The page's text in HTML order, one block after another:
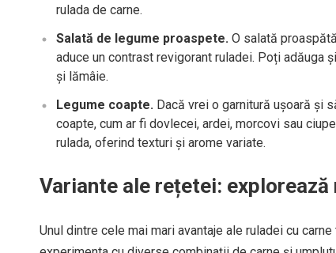
rulada de carne.
Salată de legume proaspete. O salată
aduce un contrast revigorant ruladei. Poți adăuga
și lămâie.
Legume coapte. Dacă vrei o garnitură ușoară și
coapte, cum ar fi dovlecei, ardei, morcovi sau
rulada, oferind texturi și arome variate.
Variante ale rețetei: explorează
Unul dintre cele mai mari avantaje ale ruladei cu